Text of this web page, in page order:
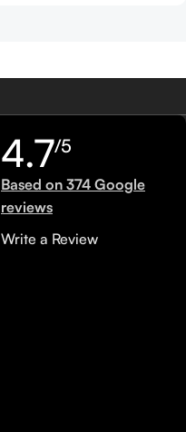
4.7/5
Based on 374 Google
reviews
Write a Review